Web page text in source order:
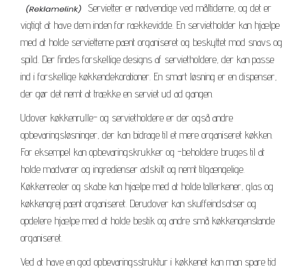
Servietter er nødvendige ved måltiderne, og det er
vigtigt at have dem inden for rækkevidde. En servietholder kan hjælpe
med at holde servietterne pænt organiseret og beskyttet mod snavs og
spild. Der findes forskellige designs af servietholdere, der kan passe
ind i forskellige køkkendekorationer. En smart løsning er en dispenser,
der gør det nemt at trække en serviet ud ad gangen.
Udover køkkenrulle- og servietholdere er der også andre
opbevaringsløsninger, der kan bidrage til et mere organiseret køkken.
For eksempel kan opbevaringskrukker og -beholdere bruges til at
holde madvarer og ingredienser adskilt og nemt tilgængelige.
Køkkenreoler og skabe kan hjælpe med at holde tallerkener, glas og
køkkengrej pænt organiseret. Derudover kan skuffeindsatser og
opdelere hjælpe med at holde bestik og andre små køkkengenstande
organiseret.
Ved at have en god opbevaringsstruktur i køkkenet kan man spare tid